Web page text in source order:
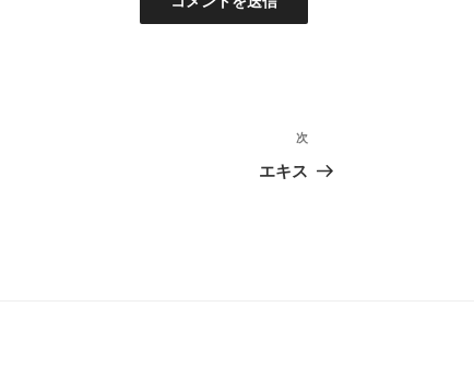
の
次
エキス